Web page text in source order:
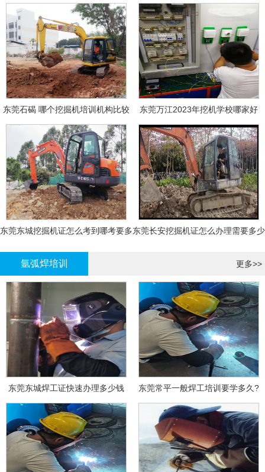
东莞石碣 哪个挖掘机培训机构比较
好?
东莞万江2023年挖机学校哪家好
东莞东城挖掘机证怎么考到哪考要多东莞长安挖掘机证怎么办理需要多少
氩弧焊培训 更多>>
东莞东城焊工证快速办理多少钱 东莞常平一般焊工培训要学多久?